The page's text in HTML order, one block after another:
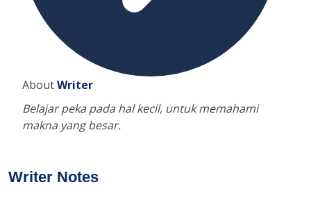
AboutWriter
Belajar peka pada hal kecil, untuk memahami
makna yang besar.
Writer Notes